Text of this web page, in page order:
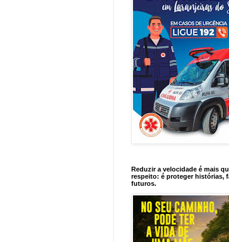
Reduzir a velocidade é mais
respeito: é proteger histórias,
futuros.